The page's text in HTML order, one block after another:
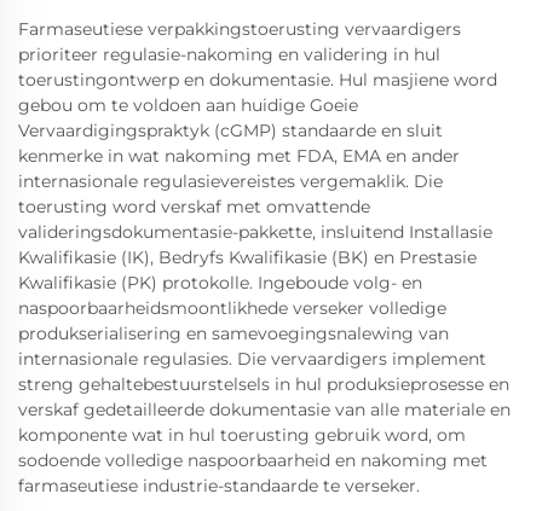
Farmaseutiese verpakkingstoerusting vervaardigers
prioriteer regulasie-nakoming en validering in hul
toerustingontwerp en dokumentasie. Hul masjiene word
gebou om te voldoen aan huidige Goeie
Vervaardigingspraktyk (cGMP) standaarde en sluit
kenmerke in wat nakoming met FDA, EMA en ander
internasionale regulasievereistes vergemaklik. Die
toerusting word verskaf met omvattende
valideringsdokumentasie-pakkette, insluitend Installasie
Kwalifikasie (IK), Bedryfs Kwalifikasie (BK) en Prestasie
Kwalifikasie (PK) protokolle. Ingeboude volg- en
naspoorbaarheidsmoontlikhede verseker volledige
produkserialisering en samevoegingsnalewing van
internasionale regulasies. Die vervaardigers implement
streng gehaltebestuurstelsels in hul produksieprosesse en
verskaf gedetailleerde dokumentasie van alle materiale en
komponente wat in hul toerusting gebruik word, om
sodoende volledige naspoorbaarheid en nakoming met
farmaseutiese industrie-standaarde te verseker.